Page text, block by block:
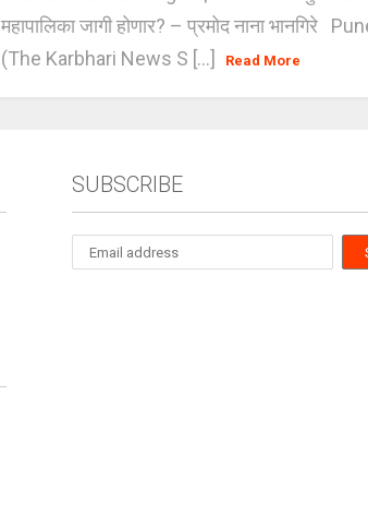
महापालिका जागी होणार? – प्रमोद नाना भानगिरे
(The Karbhari News S [...]
Read More
SUBSCRIBE